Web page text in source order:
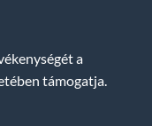
a
támogatja.